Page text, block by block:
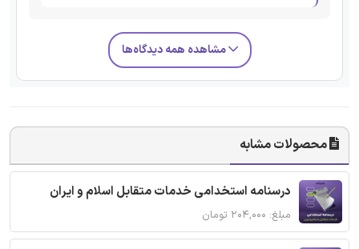
مشاهده همه دیدگاه‌ها
محصولات مشابه
درسنامه استخدامی خدمات متقابل اسلام و ایران
مبلغ: ۲۰۴,۰۰۰ تومان